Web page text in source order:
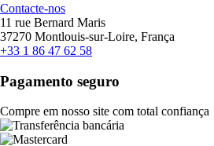
Contacte-nos
11 rue Bernard Maris
37270 Montlouis-sur-Loire, França
+33 1 86 47 62 58
Pagamento seguro
Compre em nosso site com total confiança